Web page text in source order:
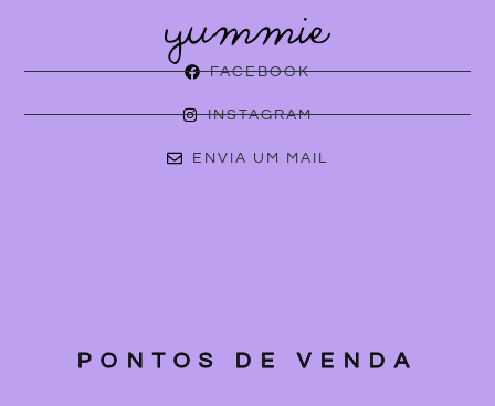
FACEBOOK
INSTAGRAM
ENVIA UM MAIL
PONTOS DE VENDA